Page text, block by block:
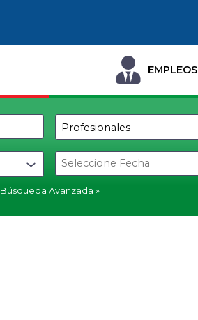
EMPLEOS
Búsqueda Avanzada